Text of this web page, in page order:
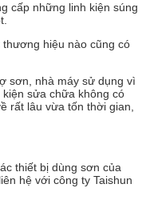
cấp những linh kiện súng
hiệu nào cũng có
sơn, nhà máy sử dụng vì
sửa chữa không có
rất lâu vừa tốn thời gian,
thiết bị dùng sơn của
hệ với công ty Taishun